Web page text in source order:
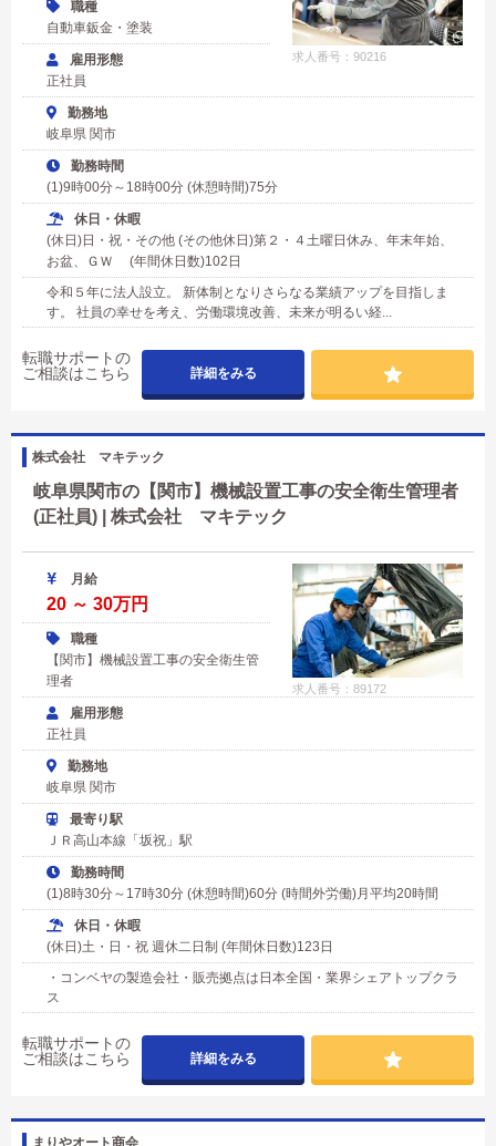
求人番号：90216
職種
自動車鈑金・塗装
雇用形態
正社員
勤務地
岐阜県 関市
勤務時間
(1)9時00分～18時00分 (休憩時間)75分
休日・休暇
(休日)日・祝・その他 (その他休日)第２・４土曜日休み、年末年始、
お盆、ＧＷ (年間休日数)102日
令和５年に法人設立。 新体制となりさらなる業績アップを目指しま
す。 社員の幸せを考え、労働環境改善、未来が明るい経...
転職サポートの
ご相談はこちら
詳細をみる
株式会社 マキテック
岐阜県関市の【関市】機械設置工事の安全衛生管理者
(正社員) | 株式会社 マキテック
求人番号：89172
月給
20 ～ 30万円
職種
【関市】機械設置工事の安全衛生管
理者
雇用形態
正社員
勤務地
岐阜県 関市
最寄り駅
ＪＲ高山本線「坂祝」駅
勤務時間
(1)8時30分～17時30分 (休憩時間)60分 (時間外労働)月平均20時間
休日・休暇
(休日)土・日・祝 週休二日制 (年間休日数)123日
・コンベヤの製造会社・販売拠点は日本全国・業界シェアトップクラ
ス
転職サポートの
ご相談はこちら
詳細をみる
まりやオート商会